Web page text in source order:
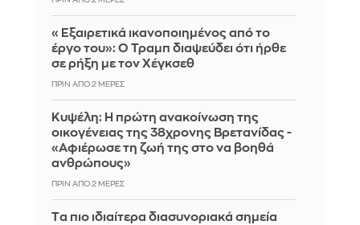
«Εξαιρετικά ικανοποιημένος από το
έργο του»: Ο Τραμπ διαψεύδει ότι ήρθε
σε ρήξη με τον Χέγκσεθ
ΠΡΙΝ ΑΠΌ 2 ΜΈΡΕΣ
Κυψέλη: Η πρώτη ανακοίνωση της
οικογένειας της 38χρονης Βρετανίδας -
«Αφιέρωσε τη ζωή της στο να βοηθά
ανθρώπους»
ΠΡΙΝ ΑΠΌ 2 ΜΈΡΕΣ
Tα πιο ιδιαίτερα διασυνοριακά σημεία